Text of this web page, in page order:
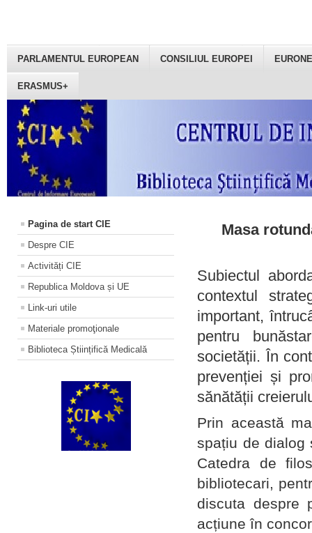
PARLAMENTUL EUROPEAN CONSILIUL EUROPEI
ERASMUS+
Pagina de start CIE
Despre CIE
Activități CIE
Republica Moldova și UE
Link-uri utile
Materiale promoţionale
Biblioteca Științifică Medicală
Masa
Subiectul
contextul
important,
pentru
societății. În
prevenției și
sănătății
Prin această
spațiu de dialog
Catedra de
bibliotecari,
discuta despre
acțiune în